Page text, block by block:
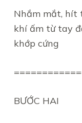
Nhắm mắt, hít
khí ấm từ tay
khớp cứng
BƯỚC HAI